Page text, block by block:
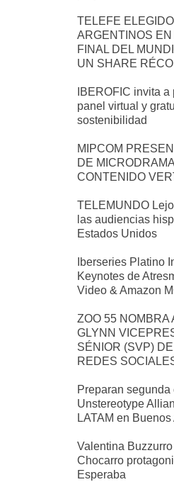
TELEFE
ARGENTINOS EN
FINAL DEL
UN SHARE
IBEROFIC invita
panel virtual y
sostenibilidad
MIPCOM
DE
CONTENIDO
TELEMUNDO
las audiencias
Estados Unidos
Iberseries Platino
Keynotes de
Video & Amazon
ZOO 55 NOMBRA
GLYNN
SÉNIOR (SVP)
REDES
Preparan segunda
Unstereotype
LATAM en Buenos
Valentina
Chocarro
Esperaba